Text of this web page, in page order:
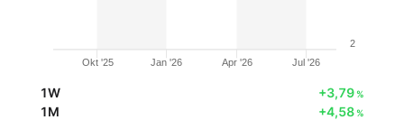
Okt '25 Jan '26 Apr '26 Jul '26
2
1W +3,79%
1M +4,58%